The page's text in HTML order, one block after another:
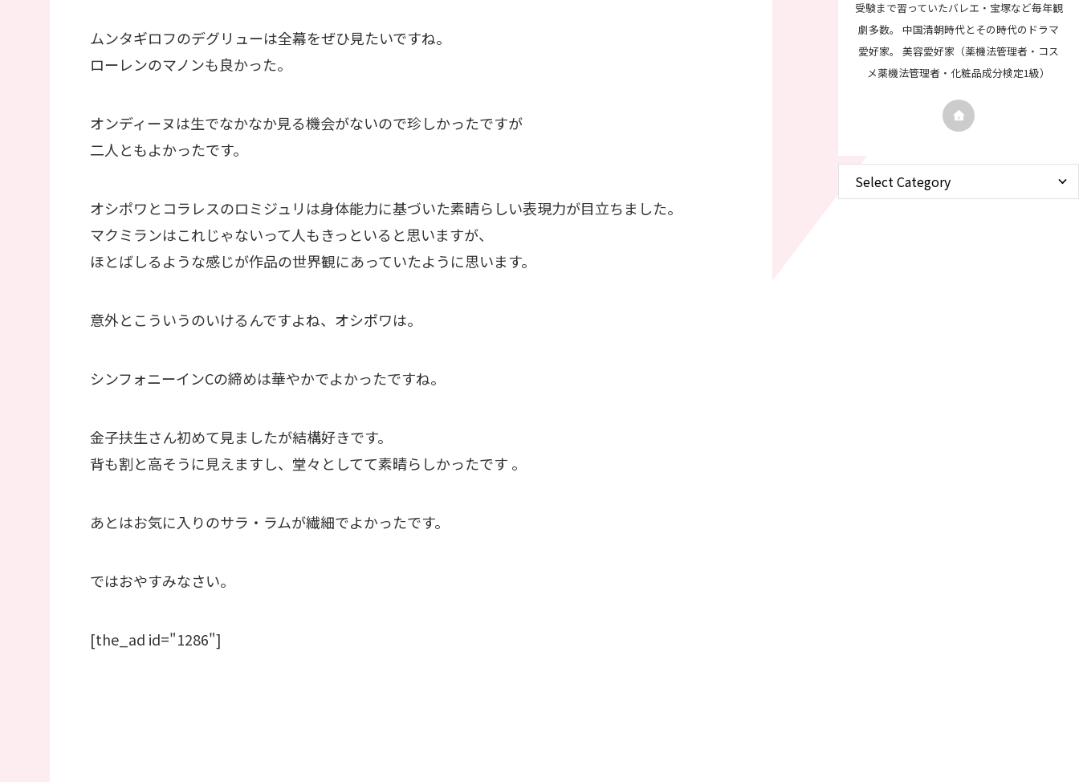
ムンタギロフのデグリューは全幕をぜひ見たいですね。
ローレンのマノンも良かった。
オンディーヌは生でなかなか見る機会がないので珍しかったですが
二人ともよかったです。
オシポワとコラレスのロミジュリは身体能力に基づいた素晴らしい表現力が目立ちました。
マクミランはこれじゃないって人もきっといると思いますが、
ほとばしるような感じが作品の世界観にあっていたように思います。
意外とこういうのいけるんですよね、オシポワは。
シンフォニーインCの締めは華やかでよかったですね。
金子扶生さん初めて見ましたが結構好きです。
背も割と高そうに見えますし、堂々としてて素晴らしかったです 。
あとはお気に入りのサラ・ラムが繊細でよかったです。
ではおやすみなさい。
[the_ad id="1286"]
受験まで習っていたバレエ・宝塚など毎年観
劇多数。 中国清朝時代とその時代のドラマ
愛好家。 美容愛好家（薬機法管理者・コス
メ薬機法管理者・化粧品成分検定1級）